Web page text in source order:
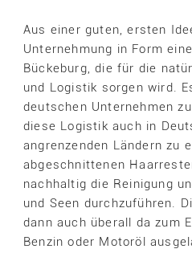
Aus einer guten, ersten
Unternehmung in Form
Bückeburg, die für die
und Logistik sorgen wird.
deutschen Unternehmen
diese Logistik auch in
angrenzenden Ländern zu
abgeschnittenen
nachhaltig die Reinigung
und Seen durchzuführen.
dann auch überall da zum
Benzin oder Motoröl